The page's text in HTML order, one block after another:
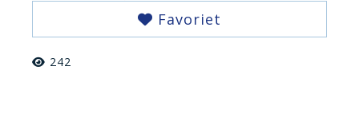
Favoriet
242